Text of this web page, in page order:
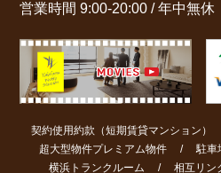
営業時間 9:00-20:00 / 年中無休
契約使用約款（短期賃貸マンション）
超大型物件プレミアム物件
駐車
横浜トランクルーム
相互リン